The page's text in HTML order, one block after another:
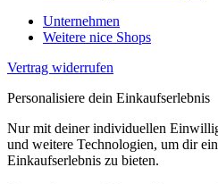
Unternehmen
Weitere nice Shops
Vertrag widerrufen
Personalisiere dein Einkaufserlebnis
Nur mit deiner individuellen
und weitere Technologien, um dir
Einkaufserlebnis zu bieten.